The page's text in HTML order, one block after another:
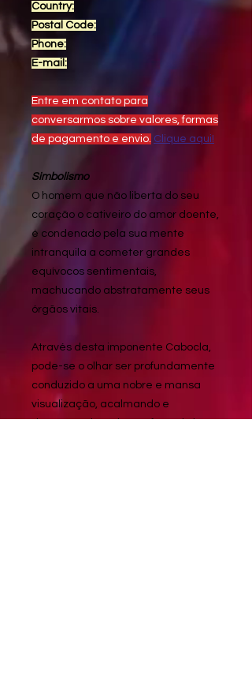
Country:
Postal Code:
Phone:
E-mail:
Entre em contato para
conversarmos sobre valores, formas
de pagamento e envio. Clique aqui!
Simbolismo
O homem que não liberta do seu
coração o cativeiro do amor doente,
é condenado pela sua mente
intranquila a cometer grandes
equívocos sentimentais,
machucando abstratamente seus
órgãos vitais.
Através desta imponente Cabocla,
pode-se o olhar ser profundamente
conduzido a uma nobre e mansa
visualização, acalmando e